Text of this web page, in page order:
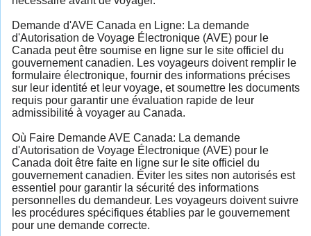
Demande d'AVE Canada en Ligne: La demande
d'Autorisation de Voyage Électronique (AVE) pour le
Canada peut être soumise en ligne sur le site officiel du
gouvernement canadien. Les voyageurs doivent remplir le
formulaire électronique, fournir des informations précises
sur leur identité et leur voyage, et soumettre les documents
requis pour garantir une évaluation rapide de leur
admissibilité à voyager au Canada.
Où Faire Demande AVE Canada: La demande
d'Autorisation de Voyage Électronique (AVE) pour le
Canada doit être faite en ligne sur le site officiel du
gouvernement canadien. Éviter les sites non autorisés est
essentiel pour garantir la sécurité des informations
personnelles du demandeur. Les voyageurs doivent suivre
les procédures spécifiques établies par le gouvernement
pour une demande correcte.